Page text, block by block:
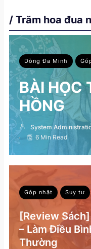
/ Trăm hoa đua
Dòng Đa Minh
BÀI HỌC
HỒNG
System
6 Min Read
Góp nhặt Suy tư
[Review
– Làm Điều
Thường